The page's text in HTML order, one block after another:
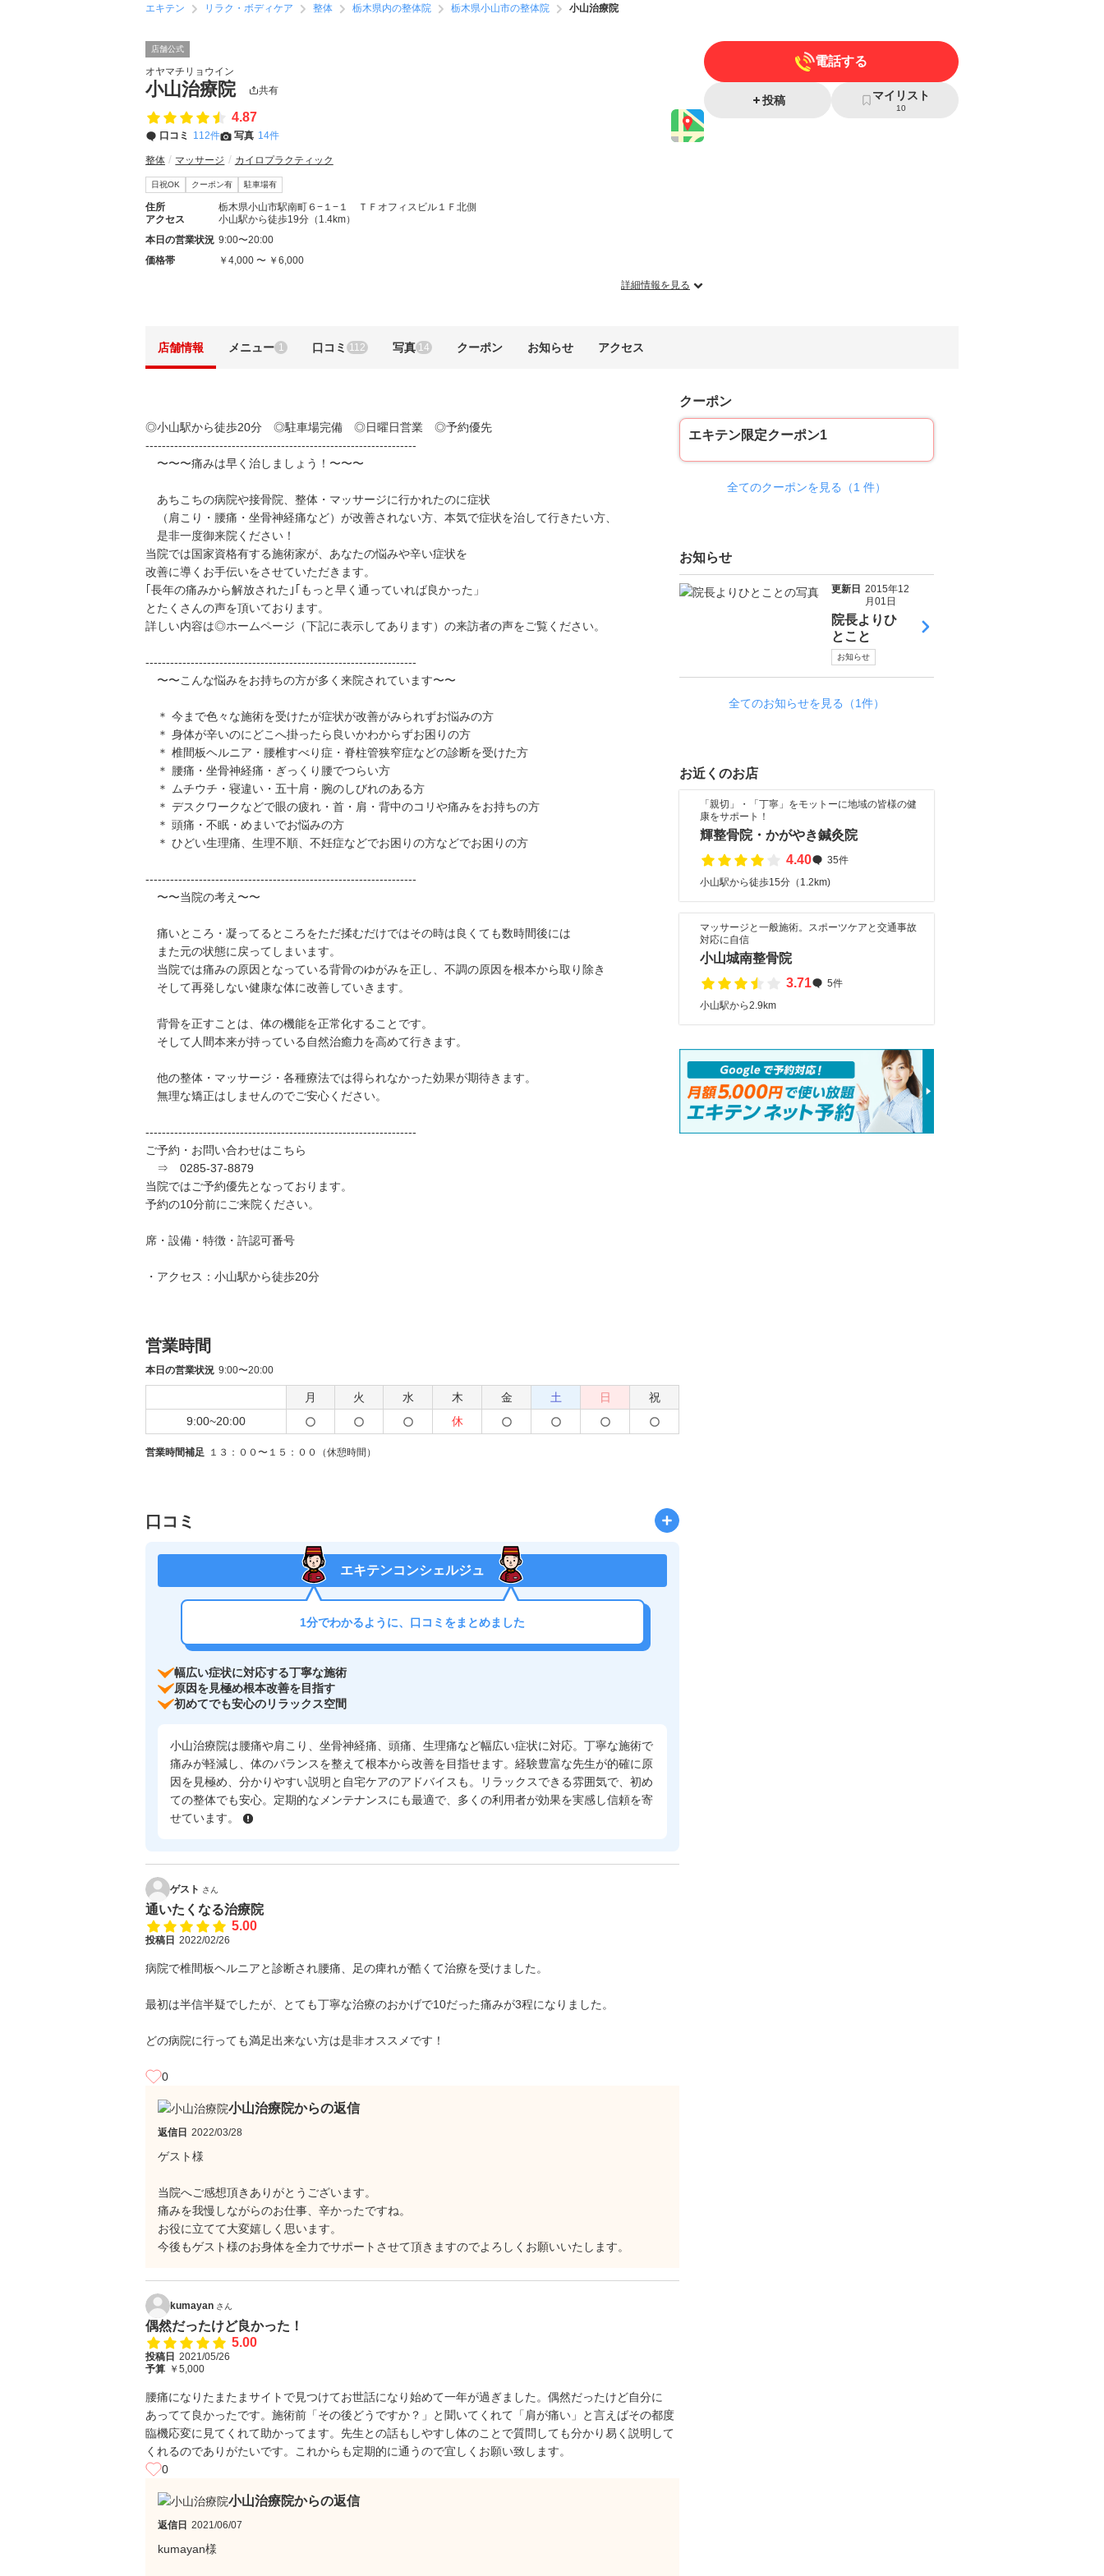
エキテン リラク・ボディケア 整体 栃木県内の整体院 栃木県小山市の整体院 小山治療院
店舗公式
オヤマチリョウイン
小山治療院 共有
4.87
口コミ 112件 写真 14件
整体 マッサージ カイロプラクティック
日祝OK クーポン有 駐車場有
住所
栃木県小山市駅南町６−１−１ ＴＦオフィスビル１Ｆ北側
アクセス
小山駅から徒歩19分（1.4km）
本日の営業状況 9:00〜20:00
価格帯
￥4,000 〜 ￥6,000
詳細情報を見る
電話する
投稿 マイリスト
10
店舗情報 メニュー 1 口コミ 112 写真 14 クーポン お知らせ アクセス
◎小山駅から徒歩20分 ◎駐車場完備 ◎日曜日営業 ◎予約優先
------------------------------------------------------------------
〜〜〜痛みは早く治しましょう！〜〜〜
あちこちの病院や接骨院、整体・マッサージに行かれたのに症状
（肩こり・腰痛・坐骨神経痛など）が改善されない方、本気で症状を治して行きたい方、
是非一度御来院ください！
当院では国家資格有する施術家が、あなたの悩みや辛い症状を
改善に導くお手伝いをさせていただきます。
｢長年の痛みから解放された｣｢もっと早く通っていれば良かった」
とたくさんの声を頂いております。
詳しい内容は◎ホームページ（下記に表示してあります）の来訪者の声をご覧ください。
------------------------------------------------------------------
〜〜こんな悩みをお持ちの方が多く来院されています〜〜
＊ 今まで色々な施術を受けたが症状が改善がみられずお悩みの方
＊ 身体が辛いのにどこへ掛ったら良いかわからずお困りの方
＊ 椎間板ヘルニア・腰椎すべり症・脊柱管狭窄症などの診断を受けた方
＊ 腰痛・坐骨神経痛・ぎっくり腰でつらい方
＊ ムチウチ・寝違い・五十肩・腕のしびれのある方
＊ デスクワークなどで眼の疲れ・首・肩・背中のコリや痛みをお持ちの方
＊ 頭痛・不眠・めまいでお悩みの方
＊ ひどい生理痛、生理不順、不妊症などでお困りの方などでお困りの方
------------------------------------------------------------------
〜〜当院の考え〜〜
痛いところ・凝ってるところをただ揉むだけではその時は良くても数時間後には
また元の状態に戻ってしまいます。
当院では痛みの原因となっている背骨のゆがみを正し、不調の原因を根本から取り除き
そして再発しない健康な体に改善していきます。
背骨を正すことは、体の機能を正常化することです。
そして人間本来が持っている自然治癒力を高めて行きます。
他の整体・マッサージ・各種療法では得られなかった効果が期待きます。
無理な矯正はしませんのでご安心ください。
------------------------------------------------------------------
ご予約・お問い合わせはこちら
⇒ 0285-37-8879
当院ではご予約優先となっております。
予約の10分前にご来院ください。
席・設備・特徴・許認可番号
・アクセス：小山駅から徒歩20分
営業時間
本日の営業状況 9:00〜20:00
月 火 水 木 金 土 日
祝
9:00~20:00
休
営業時間補足 １３：００〜１５：００（休憩時間）
口コミ
エキテンコンシェルジュ
1分でわかるように、口コミをまとめました
幅広い症状に対応する丁寧な施術
原因を見極め根本改善を目指す
初めてでも安心のリラックス空間
小山治療院は腰痛や肩こり、坐骨神経痛、頭痛、生理痛など幅広い症状に対応。丁寧な施術で
痛みが軽減し、体のバランスを整えて根本から改善を目指せます。経験豊富な先生が的確に原
因を見極め、分かりやすい説明と自宅ケアのアドバイスも。リラックスできる雰囲気で、初め
ての整体でも安心。定期的なメンテナンスにも最適で、多くの利用者が効果を実感し信頼を寄
せています。
ゲスト さん
通いたくなる治療院
5.00
投稿日 2022/02/26
病院で椎間板ヘルニアと診断され腰痛、足の痺れが酷くて治療を受けました。
最初は半信半疑でしたが、とても丁寧な治療のおかげで10だった痛みが3程になりました。
どの病院に行っても満足出来ない方は是非オススメです！
0
小山治療院からの返信
返信日 2022/03/28
ゲスト様
当院へご感想頂きありがとうございます。
痛みを我慢しながらのお仕事、辛かったですね。
お役に立てて大変嬉しく思います。
今後もゲスト様のお身体を全力でサポートさせて頂きますのでよろしくお願いいたします。
kumayan さん
偶然だったけど良かった！
5.00
投稿日 2021/05/26
予算 ￥5,000
腰痛になりたまたまサイトで見つけてお世話になり始めて一年が過ぎました。偶然だったけど自分に
あってて良かったです。施術前「その後どうですか？」と聞いてくれて「肩が痛い」と言えばその都度
臨機応変に見てくれて助かってます。先生との話もしやすし体のことで質問しても分かり易く説明して
くれるのでありがたいです。これからも定期的に通うので宜しくお願い致します。
0
小山治療院からの返信
返信日 2021/06/07
kumayan様
クーポン
エキテン限定クーポン1
全てのクーポンを見る（1 件）
お知らせ
更新日 2015年12
月01日
院長よりひ
とこと
お知らせ
全てのお知らせを見る（1件）
お近くのお店
「親切」・「丁寧」をモットーに地域の皆様の健
康をサポート！
輝整骨院・かがやき鍼灸院
4.40
35件
小山駅から徒歩15分（1.2km)
マッサージと一般施術。スポーツケアと交通事故
対応に自信
小山城南整骨院
3.71
5件
小山駅から2.9km